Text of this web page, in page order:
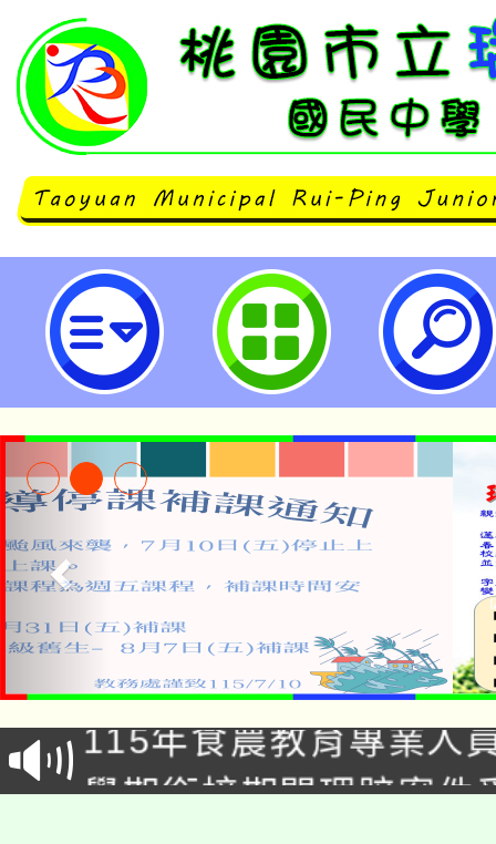
桃園市立瑞坪國民中學
淨零綠生活教案入校路
會
115年食農教育專業人
程
學期銜接期間理賠案件